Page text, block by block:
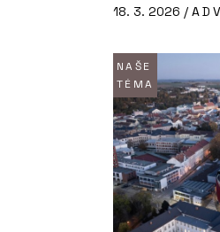
18. 3. 2026 /
NAŠE
TÉMA